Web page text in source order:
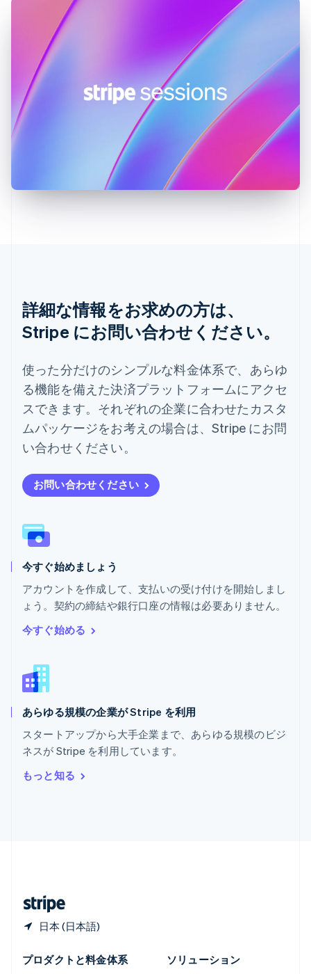
詳細な情報をお求めの方は、
Stripe にお問い合わせください。
使った分だけのシンプルな料金体系で、あらゆ
る機能を備えた決済プラットフォームにアクセ
スできます。それぞれの企業に合わせたカスタ
ムパッケージをお考えの場合は、Stripe にお問
い合わせください。
お問い合わせください
今すぐ始めましょう
アカウントを作成して、支払いの受け付けを開始しまし
ょう。契約の締結や銀行口座の情報は必要ありません。
今すぐ始める
あらゆる規模の企業が Stripe を利用
スタートアップから大手企業まで、あらゆる規模のビジ
ネスが Stripe を利用しています。
もっと知る
日本 (日本語)
ジブラルタル
English
シンガポール
English
スイス
Deutsch
スウェーデン
English
DeutschEnglish
ニュージーランド
English
ノルウェー
ハンガリー
English
フィンランド
English Svenska
ブラジル
Português English
フランス
ブルガリア
English
Nederlands
ポーランド
ポルトガル
マルタ
English
マレーシア
Español
ラトビア
リトアニア
リヒテンシュタイン
DeutschEnglish
ルーマニア
English
プロダクトと料金体系
ソリューション